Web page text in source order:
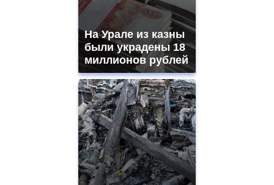
На Урале из казны
были украдены 18
миллионов рублей